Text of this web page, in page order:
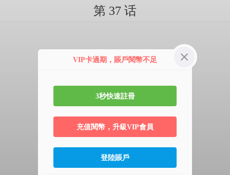
第 37 话
VIP卡過期，賬戶閱幣不足
3秒快速註冊
充值閱幣，升級VIP會員
登陸賬戶